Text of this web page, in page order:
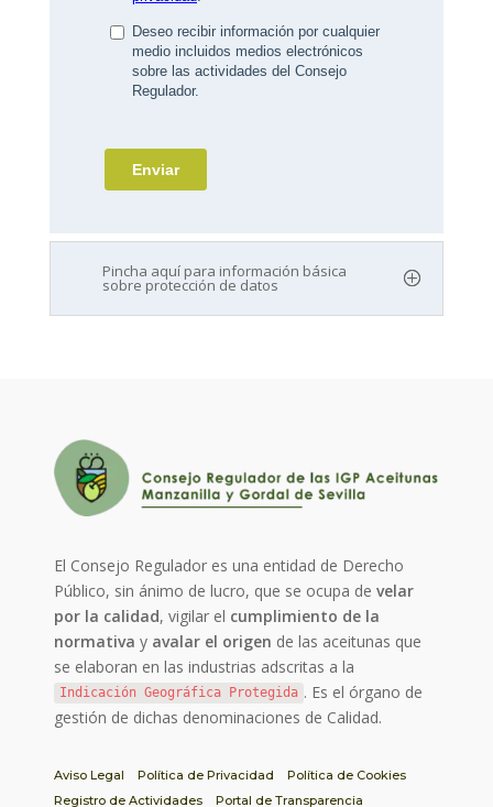
Pincha aquí para información básica
sobre protección de datos
El Consejo Regulador es una entidad de Derecho
Público, sin ánimo de lucro, que se ocupa develar
por la calidad, vigilar el cumplimiento de la
normativa y avalar el origen de las aceitunas que
se elaboran en las industrias adscritas a la
Indicación Geográfica Protegida . Es el órgano de
gestión de dichas denominaciones de Calidad.
Aviso Legal Política de Privacidad
Política de Cookies
Registro de Actividades
Portal de Transparencia